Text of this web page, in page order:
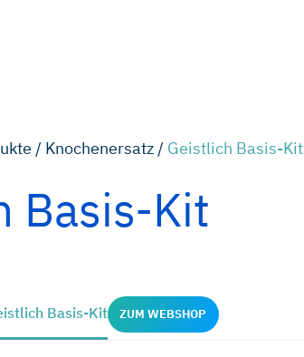
/ Knochenersatz / Geistlich Basis-Kit
Basis-Kit
Basis-Kit ZUM WEBSHOP